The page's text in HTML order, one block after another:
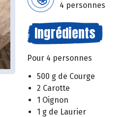
4 personnes
Ingrédients
Pour 4 personnes
500 g de Courge
2 Carotte
1 Oignon
1 g de Laurier